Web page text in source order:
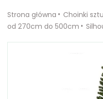
Strona główna Choinki
od 270cm do 500cm